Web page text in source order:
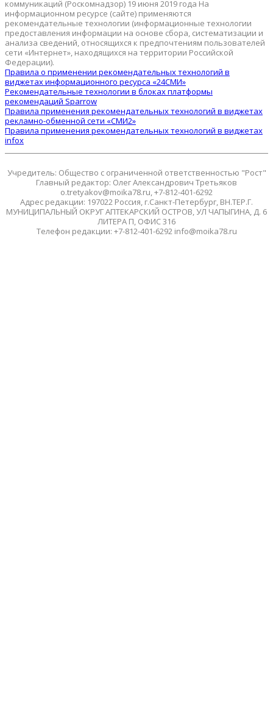
коммуникаций (Роскомнадзор) 19 июня 2019 года На
информационном ресурсе (сайте) применяются
рекомендательные технологии (информационные технологии
предоставления информации на основе сбора, систематизации и
анализа сведений, относящихся к предпочтениям пользователей
сети «Интернет», находящихся на территории Российской
Федерации).
Правила о применении рекомендательных технологий в
виджетах информационного ресурса «24СМИ»
Рекомендательные технологии в блоках платформы
рекомендаций Sparrow
Правила применения рекомендательных технологий в виджетах
рекламно-обменной сети «СМИ2»
Правила применения рекомендательных технологий в виджетах
infox
Учредитель: Общество с ограниченной ответственностью "Рост"
Главный редактор: Олег Александрович Третьяков
o.tretyakov@moika78.ru, +7-812-401-6292
Адрес редакции: 197022 Россия, г.Санкт-Петербург, ВН.ТЕР.Г.
МУНИЦИПАЛЬНЫЙ ОКРУГ АПТЕКАРСКИЙ ОСТРОВ, УЛ ЧАПЫГИНА, Д. 6
ЛИТЕРА П, ОФИС 316
Телефон редакции: +7-812-401-6292 info@moika78.ru